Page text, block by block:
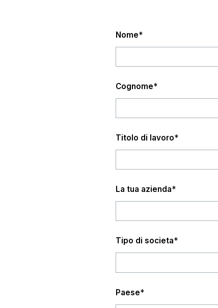
Nome*
Cognome*
Titolo di lavoro*
La tua azienda*
Tipo di societa*
Paese*